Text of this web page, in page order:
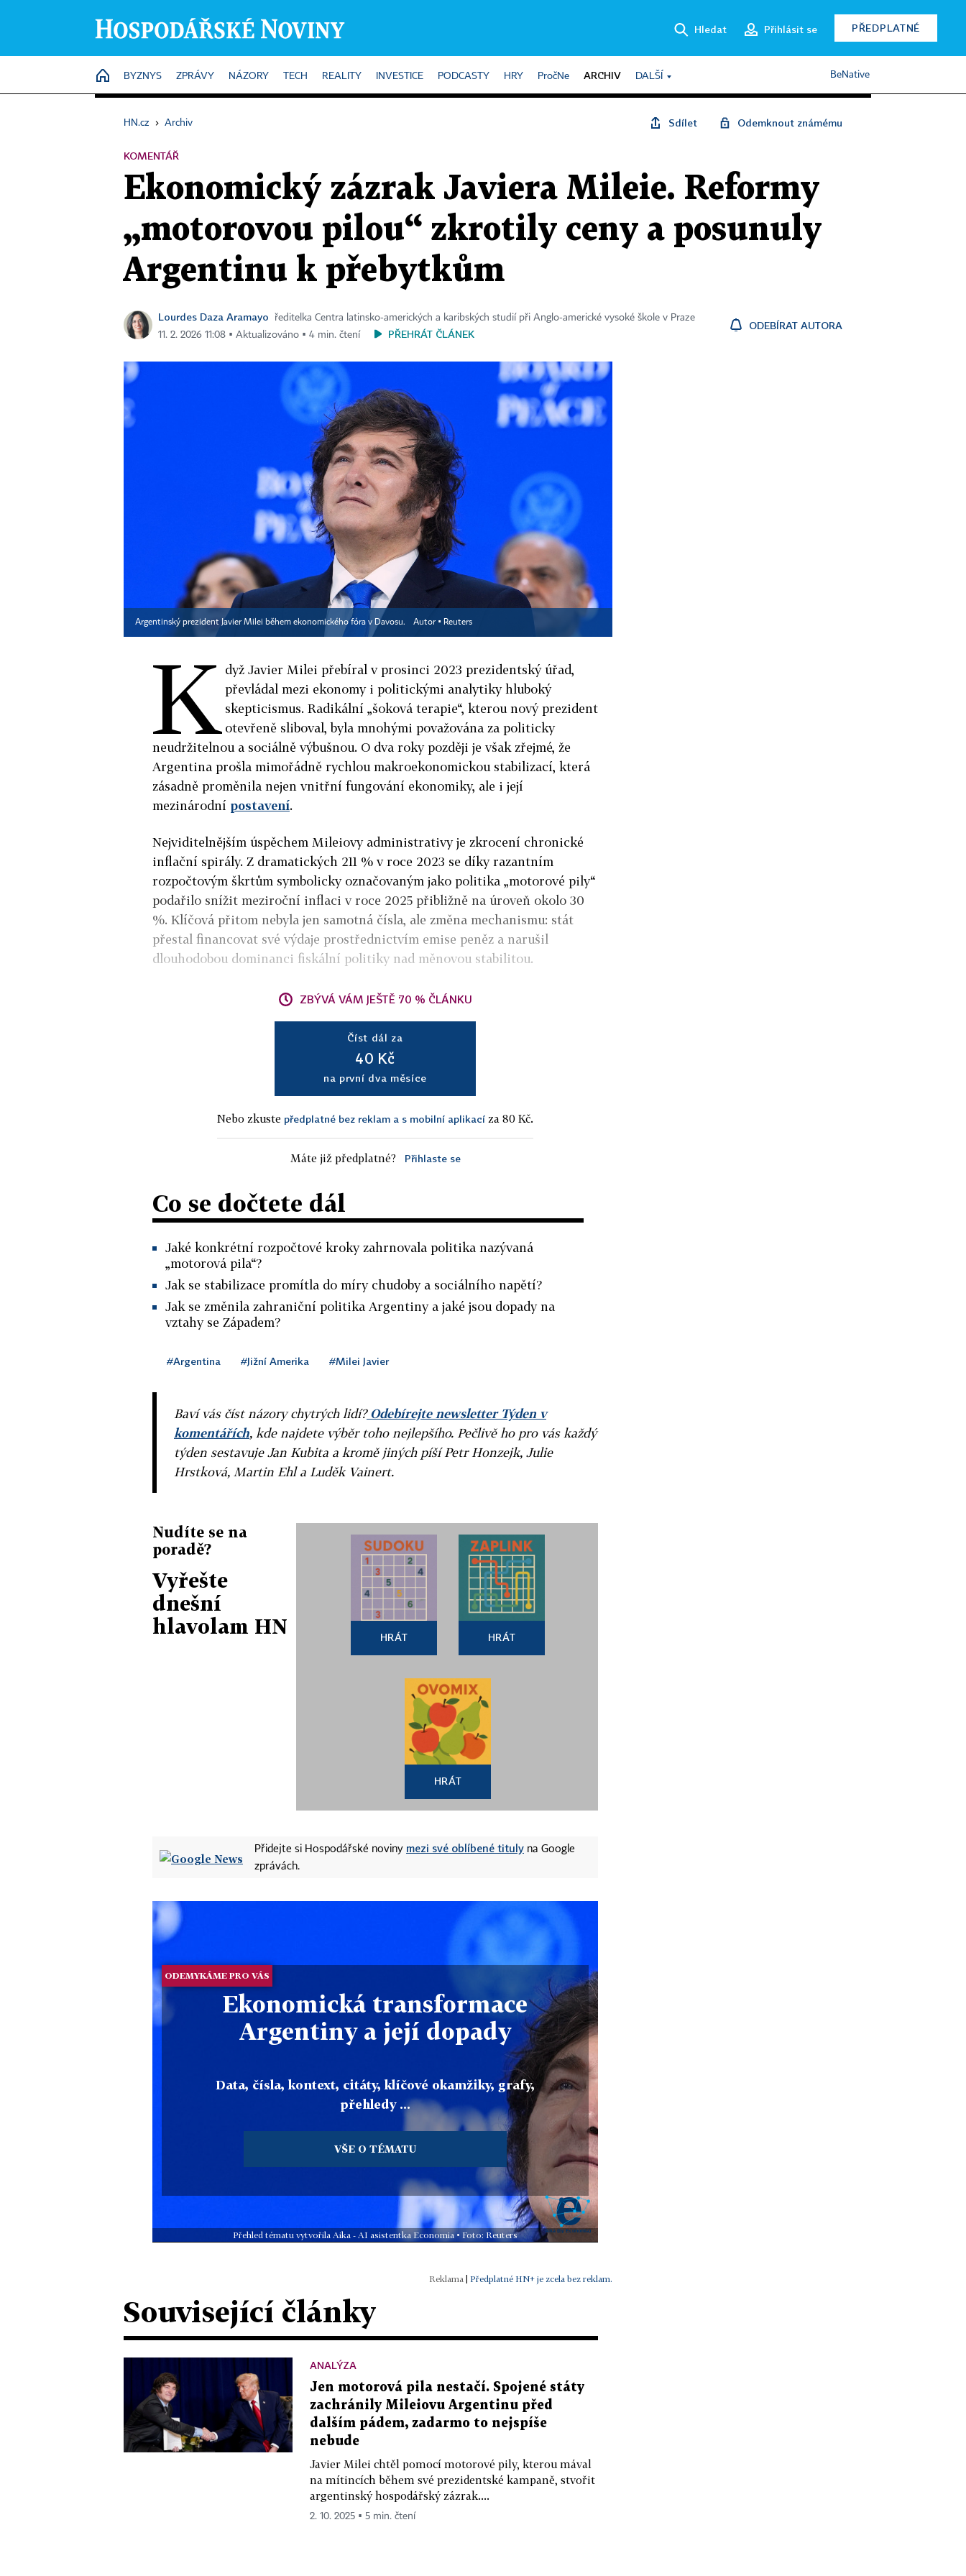
Hledat Přihlásit se PŘEDPLATNÉ
HOME
BYZNYS ZPRÁVY NÁZORY TECH REALITY INVESTICE PODCASTY HRY PročNe ARCHIV DALŠÍ BeNative
HN.cz › Archiv Sdílet Odemknout známému
KOMENTÁŘ
Ekonomický zázrak Javiera Mileie. Reformy
„motorovou pilou“ zkrotily ceny a posunuly
Argentinu k přebytkům
Lourdes Daza Aramayo
ředitelka Centra latinsko-amerických a karibských studií při Anglo-americké vysoké škole v Praze
11. 2. 2026 11:08 ▪ Aktualizováno ▪ 4 min. čtení
PŘEHRÁT ČLÁNEK
ODEBÍRAT AUTORA
Argentinský prezident Javier Milei během ekonomického fóra v Davosu. Autor ▪ Reuters
K dyž Javier Milei přebíral v prosinci 2023 prezidentský úřad,
převládal mezi ekonomy i politickými analytiky hluboký
skepticismus. Radikální „šoková terapie“, kterou nový prezident
otevřeně sliboval, byla mnohými považována za politicky
neudržitelnou a sociálně výbušnou. O dva roky později je však zřejmé, že
Argentina prošla mimořádně rychlou makroekonomickou stabilizací, která
zásadně proměnila nejen vnitřní fungování ekonomiky, ale i její
mezinárodní postavení.
Nejviditelnějším úspěchem Mileiovy administrativy je zkrocení chronické
inflační spirály. Z dramatických 211 % v roce 2023 se díky razantním
rozpočtovým škrtům symbolicky označovaným jako politika „motorové pily“
podařilo snížit meziroční inflaci v roce 2025 přibližně na úroveň okolo 30
%. Klíčová přitom nebyla jen samotná čísla, ale změna mechanismu: stát
přestal financovat své výdaje prostřednictvím emise peněz a narušil
dlouhodobou dominanci fiskální politiky nad měnovou stabilitou.
ZBÝVÁ VÁM JEŠTĚ 70 % ČLÁNKU
Číst dál za
40 Kč
na první dva měsíce
Nebo zkuste předplatné bez reklam a s mobilní aplikací za 80 Kč.
Máte již předplatné? Přihlaste se
Co se dočtete dál
Jaké konkrétní rozpočtové kroky zahrnovala politika nazývaná
„motorová pila“?
Jak se stabilizace promítla do míry chudoby a sociálního napětí?
Jak se změnila zahraniční politika Argentiny a jaké jsou dopady na
vztahy se Západem?
#Argentina #Jižní Amerika #Milei Javier
Baví vás číst názory chytrých lidí?Odebírejte newsletter Týden v
komentářích, kde najdete výběr toho nejlepšího. Pečlivě ho pro vás každý
týden sestavuje Jan Kubita a kromě jiných píší Petr Honzejk, Julie
Hrstková, Martin Ehl a Luděk Vainert.
Nudíte se na
poradě?
Vyřešte
dnešní
hlavolam HN
HRÁT HRÁT
HRÁT
Přidejte si Hospodářské noviny mezi své oblíbené tituly na Google
zprávách.
ODEMYKÁME PRO VÁS
Ekonomická transformace
Argentiny a její dopady
Data, čísla, kontext, citáty, klíčové okamžiky, grafy,
přehledy ...
VŠE O TÉMATU
Přehled tématu vytvořila Aika - AI asistentka Economia • Foto: Reuters
Předplatné HN+ je zcela bez reklam.
Související články
ANALÝZA
Jen motorová pila nestačí. Spojené státy
zachránily Mileiovu Argentinu před
dalším pádem, zadarmo to nejspíše
nebude
Javier Milei chtěl pomocí motorové pily, kterou mával
na mítincích během své prezidentské kampaně, stvořit
argentinský hospodářský zázrak....
2. 10. 2025 ▪ 5 min. čtení